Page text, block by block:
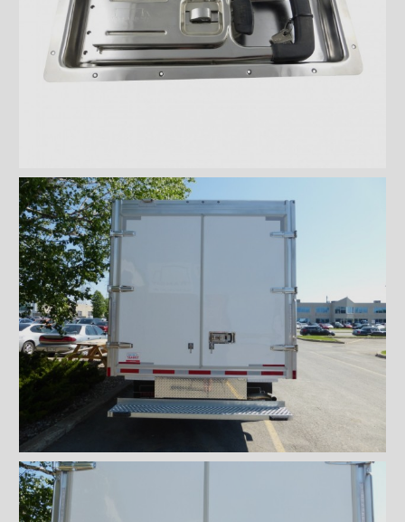
Éclairages extérieur
Rampes
Finitions intérieures
Monte-charges MAXON
Marches
Échelles et passerelles
Caméra de recul
Sous-structures
Coffres
Poignées et serrures
Serrure à compression